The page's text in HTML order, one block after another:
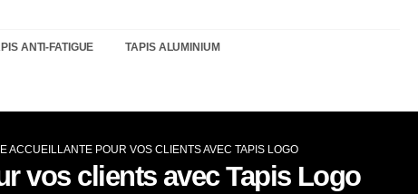
ANTI-FATIGUE TAPIS ALUMINIUM
ACCUEILLANTE POUR VOS CLIENTS AVEC TAPIS LOGO
vos clients avec Tapis Logo